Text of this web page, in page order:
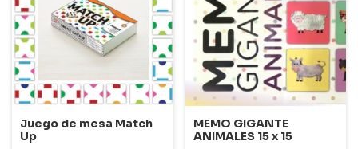
Juego de mesa Match
Up
MEMO GIGANTE
ANIMALES 15 x 15